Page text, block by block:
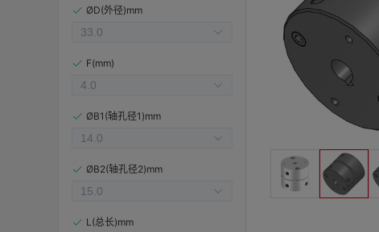
ØD(外径)mm
F(mm)
ØB1(轴孔径1)mm
ØB2(轴孔径2)mm
L(总长)mm